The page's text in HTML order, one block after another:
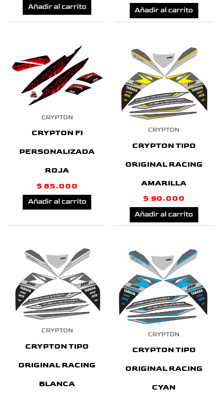
Añadir al carrito Añadir al carrito
CRYPTON
CRYPTON FI
PERSONALIZADA
ROJA
$ 85.000
Añadir al carrito
CRYPTON
CRYPTON TIPO
ORIGINAL RACING
AMARILLA
$ 90.000
Añadir al carrito
CRYPTON
CRYPTON TIPO
ORIGINAL RACING
BLANCA
CRYPTON
CRYPTON TIPO
ORIGINAL RACING
CYAN